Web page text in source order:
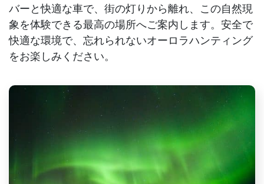
バーと快適な車で、街の灯りから離れ、この自然現
象を体験できる最高の場所へご案内します。安全で
快適な環境で、忘れられないオーロラハンティング
をお楽しみください。